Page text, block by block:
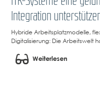
Integration
Hybride Arbeitsplatzmodelle,
Digitalisierung: Die Arbeitswelt
Weiterlesen